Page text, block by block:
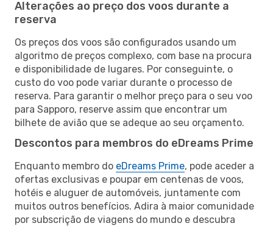
Alterações ao preço dos voos durante a
reserva
Os preços dos voos são configurados usando um
algoritmo de preços complexo, com base na procura
e disponibilidade de lugares. Por conseguinte, o
custo do voo pode variar durante o processo de
reserva. Para garantir o melhor preço para o seu voo
para Sapporo, reserve assim que encontrar um
bilhete de avião que se adeque ao seu orçamento.
Descontos para membros do eDreams Prime
Enquanto membro do eDreams Prime, pode aceder a
ofertas exclusivas e poupar em centenas de voos,
hotéis e aluguer de automóveis, juntamente com
muitos outros benefícios. Adira à maior comunidade
por subscrição de viagens do mundo e descubra